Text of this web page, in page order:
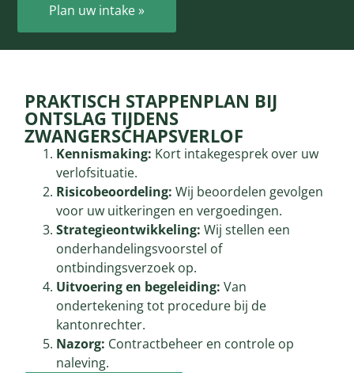
Plan uw intake »
PRAKTISCH STAPPENPLAN BIJ
ONTSLAG TIJDENS
ZWANGERSCHAPSVERLOF
Kennismaking: Kort intakegesprek over uw
verlofsituatie.
Risicobeoordeling: Wij beoordelen gevolgen
voor uw uitkeringen en vergoedingen.
Strategieontwikkeling: Wij stellen een
onderhandelingsvoorstel of
ontbindingsverzoek op.
Uitvoering en begeleiding: Van
ondertekening tot procedure bij de
kantonrechter.
Nazorg: Contractbeheer en controle op
naleving.